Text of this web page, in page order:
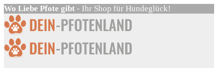
Wo Liebe Pfote gibt - Ihr Shop für Hundeglück!